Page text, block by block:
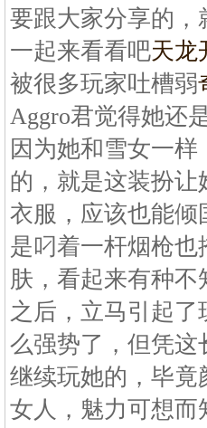
要跟大家分享的，
一起来看看吧天龙
被很多玩家吐槽弱
Aggro君觉得她还
因为她和雪女一
的，就是这装扮
衣服，应该也能倾
是叼着一杆烟枪
肤，看起来有种
之后，立马引起
么强势了，但凭这
继续玩她的，毕竟
女人，魅力可想而